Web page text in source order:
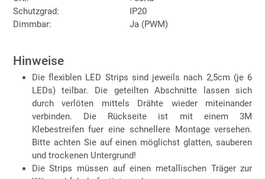
Schutzgrad:
IP20
Dimmbar:
Ja (PWM)
Hinweise
Die flexiblen LED Strips sind jeweils nach 2,5cm (je 6
LEDs) teilbar. Die geteilten Abschnitte lassen sich
durch verlöten mittels Drähte wieder miteinander
verbinden. Die Rückseite ist mit einem 3M
Klebestreifen fuer eine schnellere Montage versehen.
Bitte achten Sie auf einen möglichst glatten, sauberen
und trockenen Untergrund!
Die Strips müssen auf einen metallischen Träger zur